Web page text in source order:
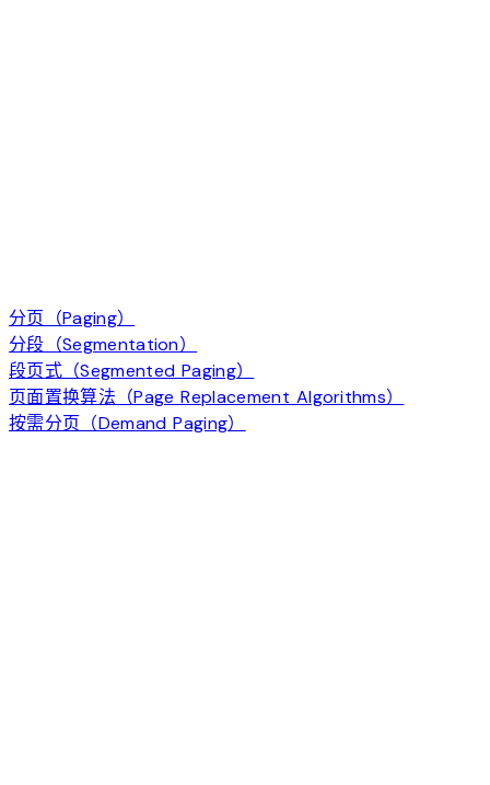
分页（Paging）
分段（Segmentation）
段页式（Segmented Paging）
页面置换算法（Page Replacement Algorithms）
按需分页（Demand Paging）